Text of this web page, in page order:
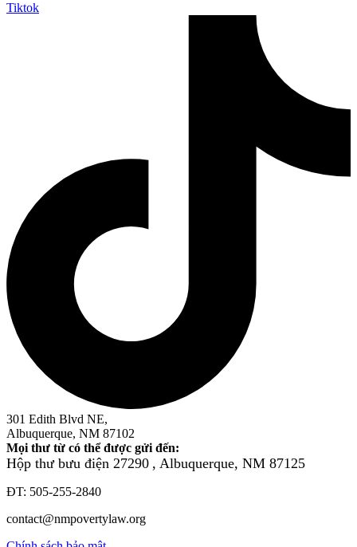
Tiktok
301 Edith Blvd NE,
Albuquerque, NM 87102
Mọi thư từ có thể được gửi đến:
Hộp thư bưu điện 27290 , Albuquerque, NM 87125
ĐT: 505-255-2840
contact@nmpovertylaw.org